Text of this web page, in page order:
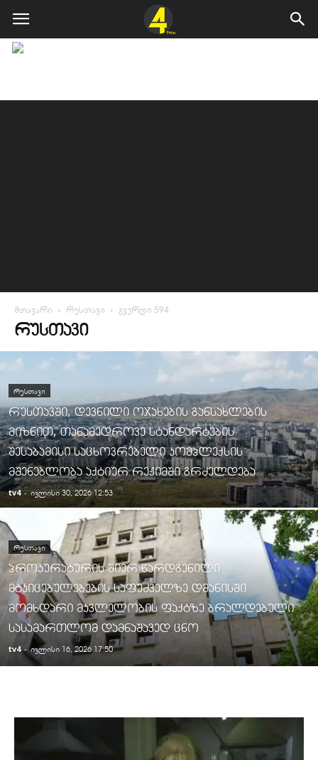
მთავარი რუსთავი გვერდი 594
ᲠᲣᲡᲗᲐᲕᲘ
ᲠᲣᲡᲗᲐᲕᲘ
რუსთავში, დევნილი ოჯახების განსახლების
მიზნით, თანამედროვე სტანდარტების
შესაბამისი საცხოვრებელი კომპლექსის
მშენებლობა აქტიურ რეჟიმში გრძელდება
tv4 - ივლისი 30, 2026 12:53
ᲠᲣᲡᲗᲐᲕᲘ
პროკურატურის მიერ წარდგენილი
მტკიცებულებების საფუძველზე დმანისში
მომხდარი მკვლელობის ფაქტზე ბრალდებული
სასამართლომ დამნაშავედ ცნო
tv4 - ივლისი 16, 2026 17:50